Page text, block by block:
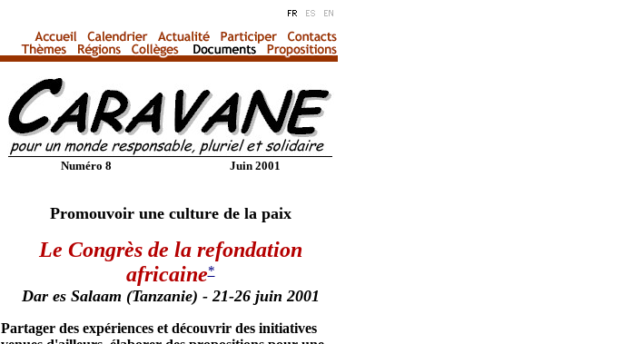
Numéro 8 Juin 2001
Promouvoir une culture de la paix
Le Congrès de la refondation
africaine*
Dar es Salaam (Tanzanie) - 21-26 juin 2001
Partager des expériences et découvrir des initiatives